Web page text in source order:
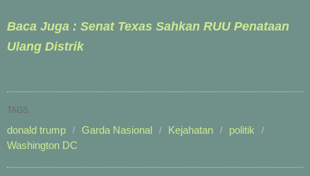
Baca Juga : Senat Texas Sahkan RUU Penataan
Ulang Distrik
TAGS:
donald trump Garda Nasional Kejahatan
politik
Washington DC